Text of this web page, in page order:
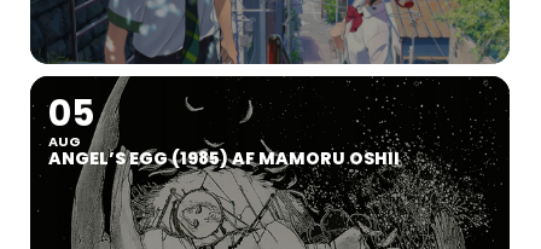
05
AUG
ANGEL’S EGG (1985) AF MAMORU OSHII